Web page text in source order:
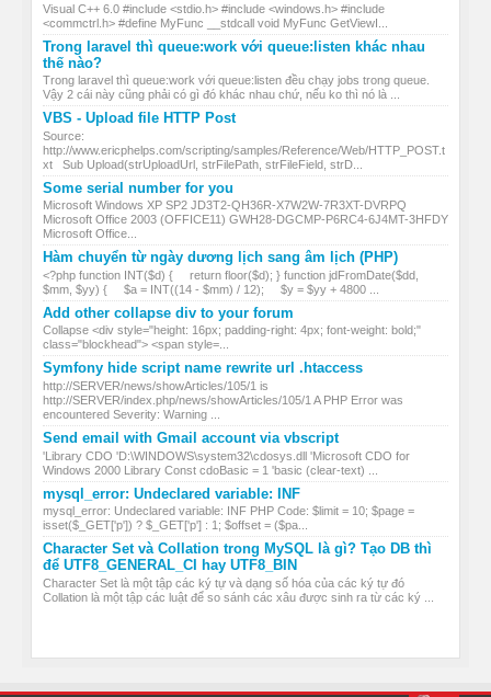
Visual C++ 6.0 #include <stdio.h> #include <windows.h> #include
<commctrl.h> #define MyFunc __stdcall void MyFunc GetViewI...
Trong laravel thì queue:work với queue:listen khác nhau
thế nào?
Trong laravel thì queue:work với queue:listen đều chạy jobs trong queue.
Vậy 2 cái này cũng phải có gì đó khác nhau chứ, nếu ko thì nó là ...
VBS - Upload file HTTP Post
Source:
http://www.ericphelps.com/scripting/samples/Reference/Web/HTTP_POST.t
xt Sub Upload(strUploadUrl, strFilePath, strFileField, strD...
Some serial number for you
Microsoft Windows XP SP2 JD3T2-QH36R-X7W2W-7R3XT-DVRPQ
Microsoft Office 2003 (OFFICE11) GWH28-DGCMP-P6RC4-6J4MT-3HFDY
Microsoft Office...
Hàm chuyển từ ngày dương lịch sang âm lịch (PHP)
<?php function INT($d) { return floor($d); } function jdFromDate($dd,
$mm, $yy) { $a = INT((14 - $mm) / 12); $y = $yy + 4800 ...
Add other collapse div to your forum
Collapse <div style="height: 16px; padding-right: 4px; font-weight: bold;"
class="blockhead"> <span style=...
Symfony hide script name rewrite url .htaccess
http://SERVER/news/showArticles/105/1 is
http://SERVER/index.php/news/showArticles/105/1 A PHP Error was
encountered Severity: Warning ...
Send email with Gmail account via vbscript
'Library CDO 'D:\WINDOWS\system32\cdosys.dll 'Microsoft CDO for
Windows 2000 Library Const cdoBasic = 1 'basic (clear-text) ...
mysql_error: Undeclared variable: INF
mysql_error: Undeclared variable: INF PHP Code: $limit = 10; $page =
isset($_GET['p']) ? $_GET['p'] : 1; $offset = ($pa...
Character Set và Collation trong MySQL là gì? Tạo DB thì
để UTF8_GENERAL_CI hay UTF8_BIN
Character Set là một tập các ký tự và dạng số hóa của các ký tự đó
Collation là một tập các luật để so sánh các xâu được sinh ra từ các ký ...